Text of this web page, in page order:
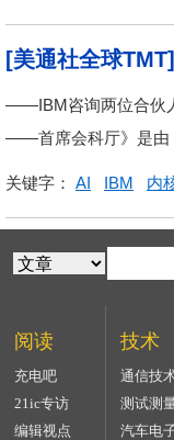
[美通社全球TMT]
——IBM咨询两位合伙
——首席会科厅》是由
关键字： AI IBM 内
阅读
充电吧
21ic专访
编辑视点
技术
通信技
测试测
汽车电